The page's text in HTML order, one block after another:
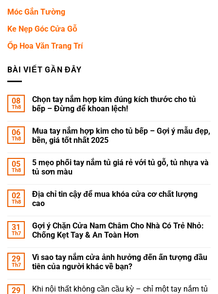
Móc Gắn Tường
Ke Nẹp Góc Cửa Gỗ
Ốp Hoa Văn Trang Trí
BÀI VIẾT GẦN ĐÂY
08
Th8
Chọn tay nắm hợp kim đúng kích thước cho tủ
bếp – Đừng để khoan lệch!
06
Th8
Mua tay nắm hợp kim cho tủ bếp – Gợi ý mẫu đẹp,
bền, giá tốt nhất 2025
05
Th8
5 mẹo phối tay nắm tủ giá rẻ với tủ gỗ, tủ nhựa và
tủ sơn màu
02
Th8
Địa chỉ tin cậy để mua khóa cửa cơ chất lượng
cao
31
Th7
Gợi ý Chặn Cửa Nam Châm Cho Nhà Có Trẻ Nhỏ:
Chống Kẹt Tay & An Toàn Hơn
29
Th7
Vì sao tay nắm cửa ảnh hưởng đến ấn tượng đầu
tiên của người khác về bạn?
29
Khi nội thất không cần cầu kỳ – chỉ một tay nắm tủ